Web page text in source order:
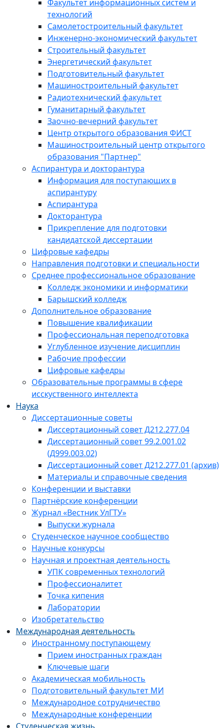
Факультет информационных систем и
технологий
Самолетостроительный факультет
Инженерно-экономический факультет
Строительный факультет
Энергетический факультет
Подготовительный факультет
Машиностроительный факультет
Радиотехнический факультет
Гуманитарный факультет
Заочно-вечерний факультет
Центр открытого образования ФИСТ
Машиностроительный центр открытого
образования "Партнер"
Аспирантура и докторантура
Информация для поступающих в
аспирантуру
Аспирантура
Докторантура
Прикрепление для подготовки
кандидатской диссертации
Цифровые кафедры
Направления подготовки и специальности
Среднее профессиональное образование
Колледж экономики и информатики
Барышский колледж
Дополнительное образование
Повышение квалификации
Профессиональная переподготовка
Углубленное изучение дисциплин
Рабочие профессии
Цифровые кафедры
Образовательные программы в сфере
исскуственного интеллекта
Наука
Диссертационные советы
Диссертационный совет Д212.277.04
Диссертационный совет 99.2.001.02
(Д999.003.02)
Диссертационный совет Д212.277.01 (архив)
Материалы и справочные сведения
Конференции и выставки
Партнёрские конференции
Журнал «Вестник УлГТУ»
Выпуски журнала
Студенческое научное сообщество
Научные конкурсы
Научная и проектная деятельность
УПК современных технологий
Профессионалитет
Точка кипения
Лаборатории
Изобретательство
Международная деятельность
Иностранному поступающему
Прием иностранных граждан
Ключевые шаги
Академическая мобильность
Подготовительный факультет МИ
Международное сотрудничество
Международные конференции